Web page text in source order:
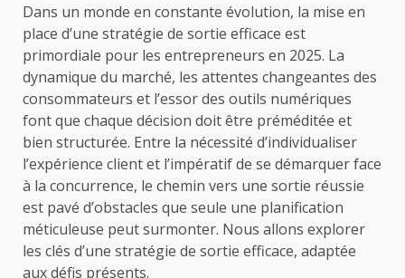
Dans un monde en constante évolution, la mise en
place d’une stratégie de sortie efficace est
primordiale pour les entrepreneurs en 2025. La
dynamique du marché, les attentes changeantes des
consommateurs et l’essor des outils numériques
font que chaque décision doit être préméditée et
bien structurée. Entre la nécessité d’individualiser
l’expérience client et l’impératif de se démarquer face
à la concurrence, le chemin vers une sortie réussie
est pavé d’obstacles que seule une planification
méticuleuse peut surmonter. Nous allons explorer
les clés d’une stratégie de sortie efficace, adaptée
aux défis présents.